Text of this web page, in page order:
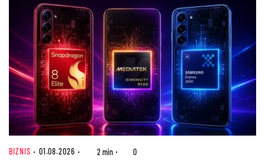
BIZNIS 01.08.2026 2 min 0